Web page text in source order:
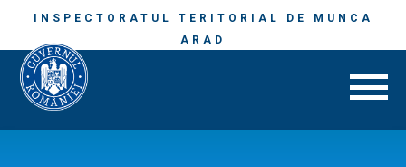
INSPECTORATUL TERITORIAL DE MUNCA
ARAD